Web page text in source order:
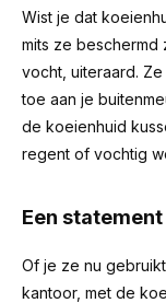
Wist je dat
mits ze beschermd
vocht, uiteraard.
toe aan je
de koeienhuid
regent of vochtig
Een
Of je ze nu
kantoor, met de